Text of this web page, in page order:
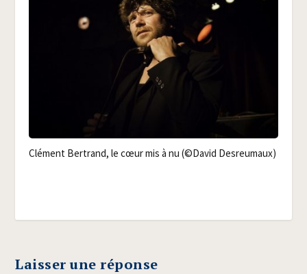
Clé­ment Ber­trand, le cœur mis à nu (©David Desreumaux)
Laisser une réponse